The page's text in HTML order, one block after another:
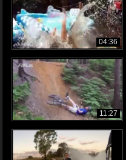
04:36
11:27